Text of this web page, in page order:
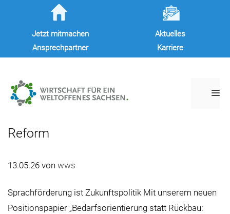
springenJetzt mitmachen
Aktuelles
Ansprechpartner
Karriere
Reform
13.05.26 von wws
Sprachförderung ist Zukunftspolitik Mit unserem neuen
Positionspapier „Bedarfsorientierung statt Rückbau: